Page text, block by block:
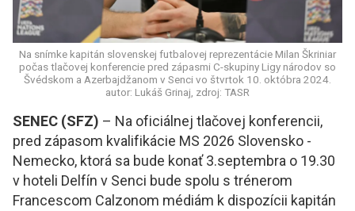
Na snímke kapitán slovenskej futbalovej reprezentácie Milan Škriniar
počas tlačovej konferencie pred zápasmi C-skupiny Ligy národov so
Švédskom a Azerbajdžanom v Senci vo štvrtok 10. októbra 2024.
autor: Lukáš Grinaj, zdroj: TASR
SENEC (SFZ) – Na oficiálnej tlačovej konferencii,
pred zápasom kvalifikácie MS 2026 Slovensko -
Nemecko, ktorá sa bude konať 3.septembra o 19.30
v hoteli Delfín v Senci bude spolu s trénerom
Francescom Calzonom médiám k dispozícii kapitán